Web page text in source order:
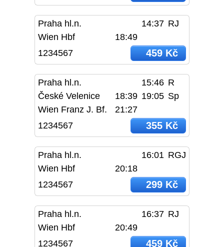
Praha hl.n. 14:37 RJ
Wien Hbf
18:49
1234567
459 Kč
Praha hl.n. 15:46 R
České Velenice
18:39 19:05 Sp
Wien Franz J. Bf.
21:27
1234567
355 Kč
Praha hl.n. 16:01 RGJ
Wien Hbf
20:18
1234567
299 Kč
Praha hl.n. 16:37 RJ
Wien Hbf
20:49
1234567
459 Kč